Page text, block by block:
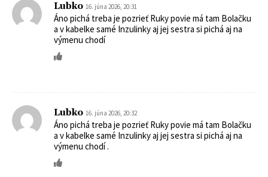
Lubko 16. júna 2026, 20:31
Áno pichá treba je pozrieť Ruky povie má tam Bolačku
a v kabelke samé Inzulinky aj jej sestra si pichá aj na
výmenu chodí
Lubko 16. júna 2026, 20:32
Áno pichá treba je pozrieť Ruky povie má tam Bolačku
a v kabelke samé Inzulinky aj jej sestra si pichá aj na
výmenu chodí .